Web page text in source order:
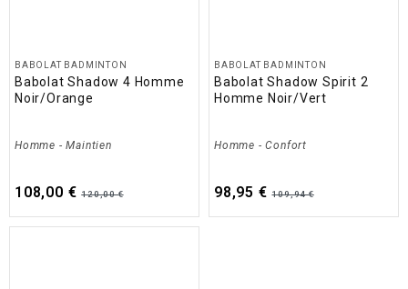
BABOLAT BADMINTON
Babolat Shadow 4 Homme
Noir/Orange
Homme -Maintien
108,00 € 120,00 €
BABOLAT BADMINTON
Babolat Shadow Spirit 2
Homme Noir/Vert
Homme -Confort
98,95 € 109,94 €